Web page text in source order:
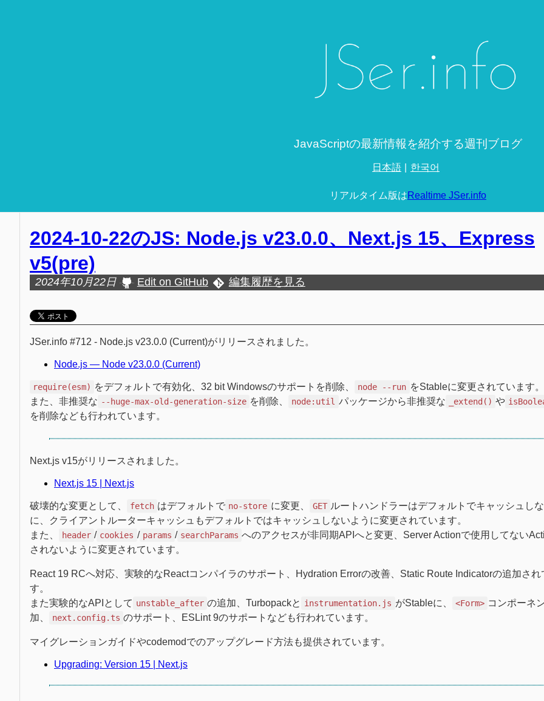
JavaScriptの最新情報を紹介する週刊ブログ
日本語 한국어
リアルタイム版はRealtime JSer.info
2024-10-22のJS: Node.js v23.0.0、Next.js 15、Express
v5(pre)
2024年10月22日 Edit on GitHub 編集履歴を見る
JSer.info #712 - Node.js v23.0.0 (Current)がリリースされました。
Node.js — Node v23.0.0 (Current)
require(esm) をデフォルトで有効化、32 bit Windowsのサポートを削除、 node --run をStableに変更されています。
また、非推奨な --huge-max-old-generation-size を削除、 node:util パッケージから非推奨な _extend() や
を削除なども行われています。
Next.js v15がリリースされました。
Next.js 15 | Next.js
破壊的な変更として、 fetch はデフォルトで no-store に変更、 GET ルートハンドラーはデフォルトでキャッシュし
に、クライアントルーターキャッシュもデフォルトではキャッシュしないように変更されています。
また、
header / cookies / params / searchParams へのアクセスが非同期APIへと変更、Server Actionで使用してない
されないように変更されています。
React 19 RCへ対応、実験的なReactコンパイラのサポート、Hydration Errorの改善、Static Route Indicatorの追加され
す。
また実験的なAPIとして unstable_after の追加、Turbopackと instrumentation.js がStableに、 <Form> コンポーネ
加、
next.config.ts のサポート、ESLint 9のサポートなども行われています。
マイグレーションガイドやcodemodでのアップグレード方法も提供されています。
Upgrading: Version 15 | Next.js